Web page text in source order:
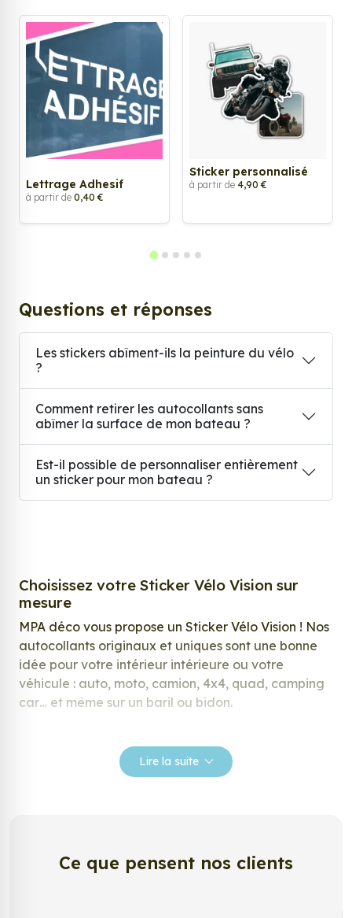
Lettrage Adhesif
à partir de 0,40 €
Sticker personnalisé
à partir de 4,90 €
Questions et réponses
Les stickers abîment-ils la peinture du vélo
?
Comment retirer les autocollants sans
abîmer la surface de mon bateau ?
Est-il possible de personnaliser entièrement
un sticker pour mon bateau ?
Choisissez votre Sticker Vélo Vision sur
mesure
MPA déco vous propose un Sticker Vélo Vision ! Nos
autocollants originaux et uniques sont une bonne
idée pour votre intérieur intérieure ou votre
véhicule : auto, moto, camion, 4x4, quad, camping
car… et même sur un baril ou bidon.
répondre à vos attentes, laissez vous inspirer parmi
notre large gamme de stickers.
aussi connus sous le nom d’autocollant, d’adhésifs
Lire la suite
Ce que pensent nos clients